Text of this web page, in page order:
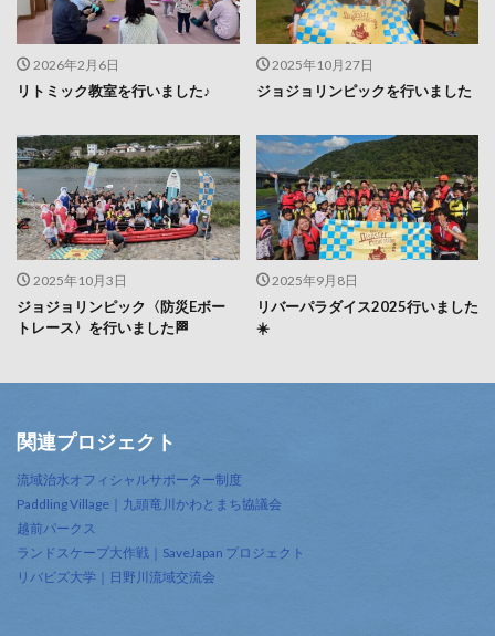
2026年2月6日
リトミック教室を行いました♪
2025年10月27日
ジョジョリンピックを行いました
2025年10月3日
ジョジョリンピック〈防災Eボー
トレース〉を行いました🏁
2025年9月8日
リバーパラダイス2025行いました
☀️
関連プロジェクト
流域治水オフィシャルサポーター制度
Paddling Village｜九頭竜川かわとまち協議会
越前パークス
ランドスケープ大作戦｜SaveJapan プロジェクト
リバビズ大学｜日野川流域交流会